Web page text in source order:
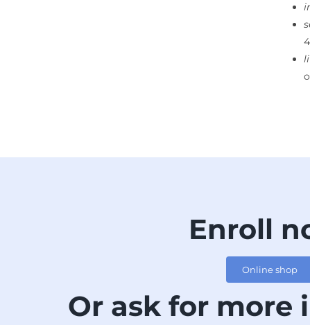
Enroll
Online shop
Or ask for more